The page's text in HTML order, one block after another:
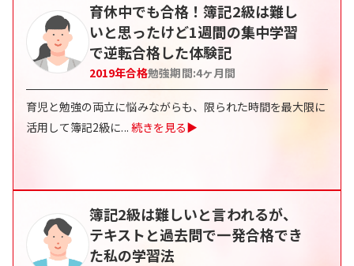
育休中でも合格！簿記2級は難し
いと思ったけど1週間の集中学習
で逆転合格した体験記
2019年合格勉強期間:4ヶ月間
育児と勉強の両立に悩みながらも、限られた時間を最大限に
活用して簿記2級に... 続きを見る▶
簿記2級は難しいと言われるが、
テキストと過去問で一発合格でき
た私の学習法